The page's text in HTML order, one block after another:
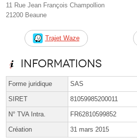
11 Rue Jean François Champollion
21200 Beaune
Trajet Waze
Informations
Forme juridique SAS
SIRET 81059985200011
N° TVA Intra. FR62810599852
Création 31 mars 2015